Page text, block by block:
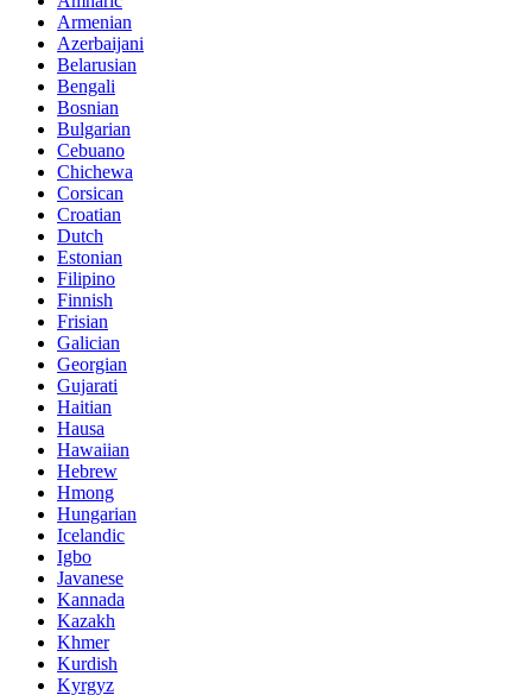
Armenian
Azerbaijani
Belarusian
Bengali
Bosnian
Bulgarian
Cebuano
Chichewa
Corsican
Croatian
Dutch
Estonian
Filipino
Finnish
Frisian
Galician
Georgian
Gujarati
Haitian
Hausa
Hawaiian
Hebrew
Hmong
Hungarian
Icelandic
Igbo
Javanese
Kannada
Kazakh
Khmer
Kurdish
Kyrgyz